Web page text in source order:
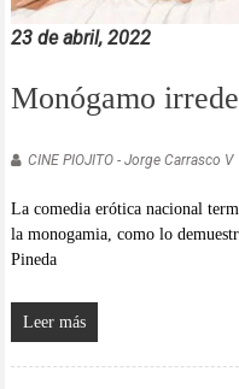
23 de abril, 2022
Monógamo
CINE PIOJITO - Jorge Carrasco V
La comedia erótica nacional
la monogamia, como lo
Pineda
Leer más